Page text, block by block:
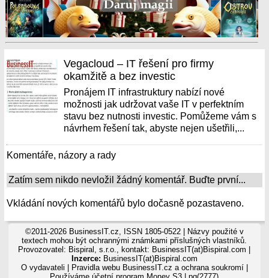
Vegacloud – IT řešení pro firmy
okamžitě a bez investic
Pronájem IT infrastruktury nabízí nové
možnosti jak udržovat vaše IT v perfektním
stavu bez nutnosti investic. Pomůžeme vám s
návrhem řešení tak, abyste nejen ušetřili,...
Komentáře, názory a rady
Zatím sem nikdo nevložil žádný komentář. Buďte první...
Vkládání nových komentářů bylo dočasně pozastaveno.
©2011-2026 BusinessIT.cz, ISSN 1805-0522 | Názvy použité v
textech mohou být ochrannými známkami příslušných vlastníků.
Provozovatel: Bispiral, s.r.o., kontakt: BusinessIT(at)Bispiral.com |
Inzerce: BusinessIT(at)Bispiral.com
O vydavateli
Pravidla webu BusinessIT.cz a ochrana soukromí|